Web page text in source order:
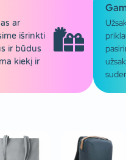
ar
išrinkti
ir būdus
kiekį ir